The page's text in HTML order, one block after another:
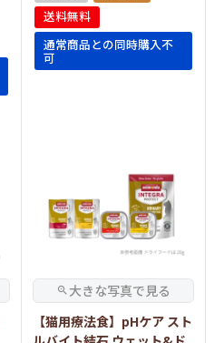
送料無料
通常商品との同時購入不
可
【猫用療法食】pHケア スト